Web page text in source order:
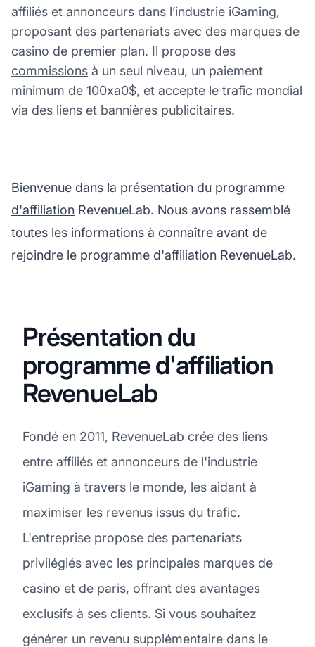
affiliés et annonceurs dans l’industrie iGaming,
proposant des partenariats avec des marques de
casino de premier plan. Il propose des
commissions à un seul niveau, un paiement
minimum de 100xa0$, et accepte le trafic mondial
via des liens et bannières publicitaires.
Bienvenue dans la présentation du programme
d'affiliation RevenueLab. Nous avons rassemblé
toutes les informations à connaître avant de
rejoindre le programme d'affiliation RevenueLab.
Présentation du
programme d'affiliation
RevenueLab
Fondé en 2011, RevenueLab crée des liens
entre affiliés et annonceurs de l'industrie
iGaming à travers le monde, les aidant à
maximiser les revenus issus du trafic.
L'entreprise propose des partenariats
privilégiés avec les principales marques de
casino et de paris, offrant des avantages
exclusifs à ses clients. Si vous souhaitez
générer un revenu supplémentaire dans le